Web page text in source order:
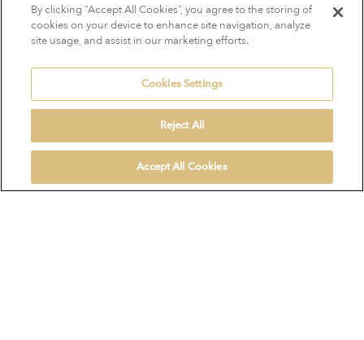
By clicking “Accept All Cookies”, you agree to the storing of
cookies on your device to enhance site navigation, analyze
site usage, and assist in our marketing efforts.
Cookies Settings
Reject All
Accept All Cookies